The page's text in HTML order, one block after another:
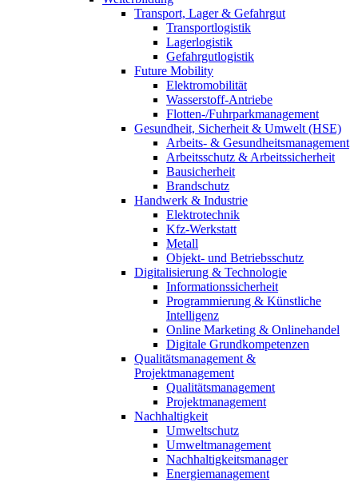
Transport, Lager & Gefahrgut
Transportlogistik
Lagerlogistik
Gefahrgutlogistik
Future Mobility
Elektromobilität
Wasserstoff-Antriebe
Flotten-/Fuhrparkmanagement
Gesundheit, Sicherheit & Umwelt (HSE)
Arbeits- & Gesundheitsmanagement
Arbeitsschutz & Arbeitssicherheit
Bausicherheit
Brandschutz
Handwerk & Industrie
Elektrotechnik
Kfz-Werkstatt
Metall
Objekt- und Betriebsschutz
Digitalisierung & Technologie
Informationssicherheit
Programmierung & Künstliche
Intelligenz
Online Marketing & Onlinehandel
Digitale Grundkompetenzen
Qualitätsmanagement &
Projektmanagement
Qualitätsmanagement
Projektmanagement
Nachhaltigkeit
Umweltschutz
Umweltmanagement
Nachhaltigkeitsmanager
Energiemanagement